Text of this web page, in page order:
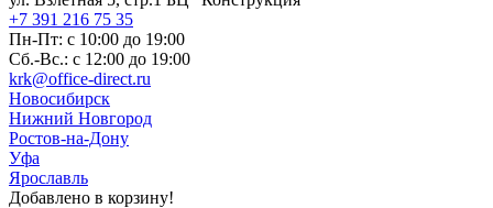
+7 391 216 75 35
Пн-Пт: с 10:00 до 19:00
Сб.-Вс.: с 12:00 до 19:00
krk@office-direct.ru
Новосибирск
Нижний Новгород
Ростов-на-Дону
Уфа
Ярославль
Добавлено в корзину!